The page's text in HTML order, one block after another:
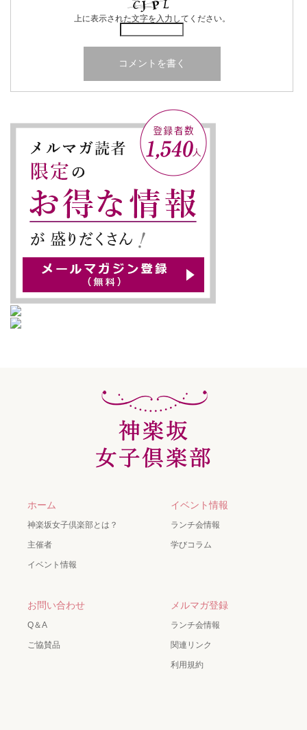
上に表示された文字を入力してください。
ホーム
神楽坂女子倶楽部とは？
主催者
イベント情報
イベント情報
ランチ会情報
学びコラム
お問い合わせ
Q＆A
ご協賛品
メルマガ登録
ランチ会情報
関連リンク
利用規約